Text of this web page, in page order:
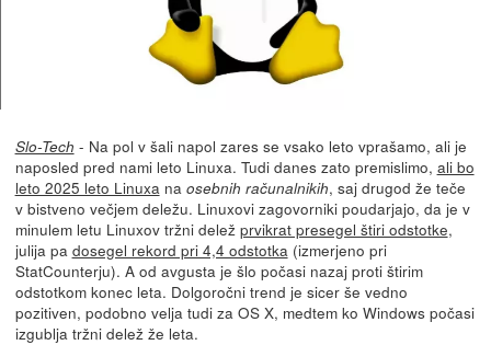
Slo-Tech - Na pol v šali napol zares se vsako leto vprašamo, ali je
naposled pred nami leto Linuxa. Tudi danes zato premislimo, ali bo
leto 2025 leto Linuxa na osebnih računalnikih, saj drugod že teče
v bistveno večjem deležu. Linuxovi zagovorniki poudarjajo, da je v
minulem letu Linuxov tržni delež prvikrat presegel štiri odstotke,
julija pa dosegel rekord pri 4,4 odstotka (izmerjeno pri
StatCounterju). A od avgusta je šlo počasi nazaj proti štirim
odstotkom konec leta. Dolgoročni trend je sicer še vedno
pozitiven, podobno velja tudi za OS X, medtem ko Windows počasi
izgublja tržni delež že leta.